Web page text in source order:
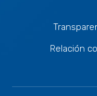
Relación